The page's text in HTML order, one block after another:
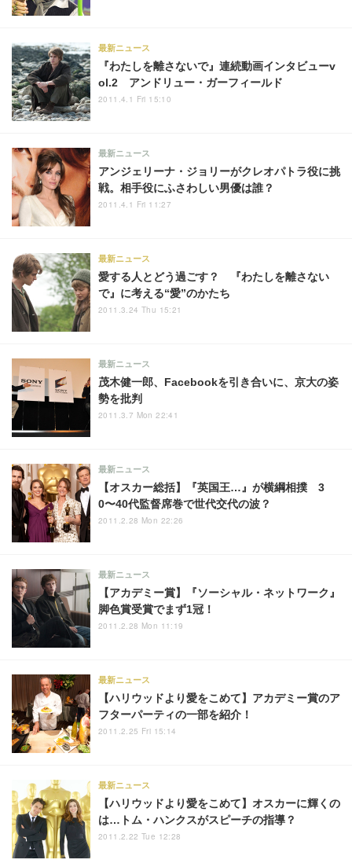
『わたしを離さないで』連続動画インタビューv
ol.2 アンドリュー・ガーフィールド
最新ニュース
2011.4.1 Fri 15:10
アンジェリーナ・ジョリーがクレオパトラ役に挑
戦。相手役にふさわしい男優は誰？
最新ニュース
2011.4.1 Fri 11:27
愛する人とどう過ごす？ 『わたしを離さない
で』に考える“愛”のかたち
最新ニュース
2011.3.24 Thu 15:21
茂木健一郎、Facebookを引き合いに、京大の姿
勢を批判
最新ニュース
2011.3.7 Mon 22:41
【オスカー総括】『英国王…』が横綱相撲 3
0〜40代監督席巻で世代交代の波？
最新ニュース
2011.2.28 Mon 22:26
【アカデミー賞】『ソーシャル・ネットワーク』
脚色賞受賞でまず1冠！
最新ニュース
2011.2.28 Mon 11:19
【ハリウッドより愛をこめて】アカデミー賞のア
フターパーティの一部を紹介！
最新ニュース
2011.2.25 Fri 15:14
【ハリウッドより愛をこめて】オスカーに輝くの
は…トム・ハンクスがスピーチの指導？
最新ニュース
2011.2.22 Tue 12:28